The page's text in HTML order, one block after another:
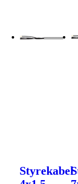
Styrekabel